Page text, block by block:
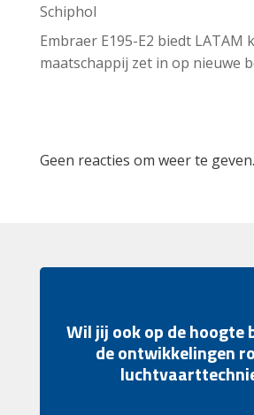
Schiphol
Embraer E195-E2 biedt LATAM
maatschappij zet in op nieuwe
Geen reacties om weer te geven.
Wil jij ook op de hoogte
de ontwikkelingen